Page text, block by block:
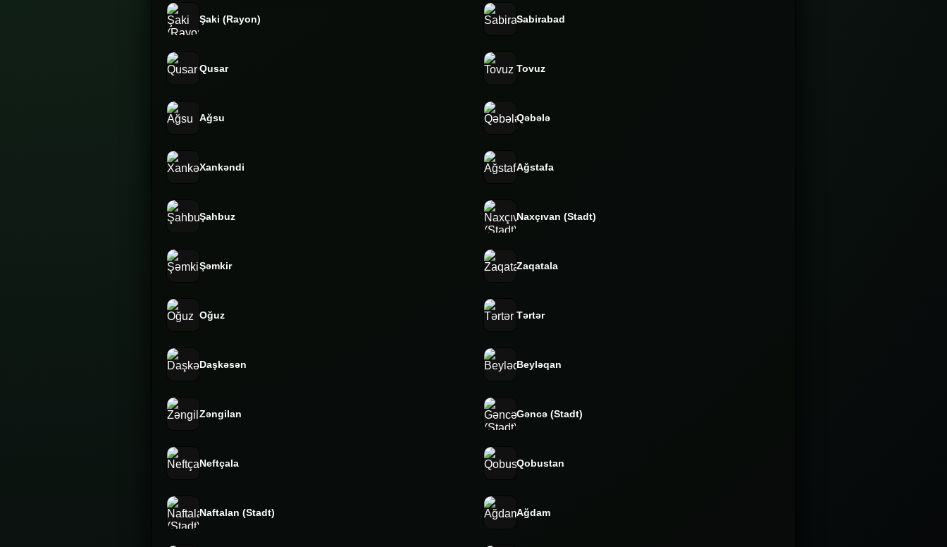
Şaki (Rayon) Sabirabad
Qusar Tovuz
Ağsu Qəbələ
Xankəndi Ağstafa
Şahbuz Naxçıvan (Stadt)
Şəmkir Zaqatala
Oğuz Tərtər
Daşkəsən Beyləqan
Zəngilan Gəncə (Stadt)
Neftçala Qobustan
Naftalan (Stadt) Ağdam